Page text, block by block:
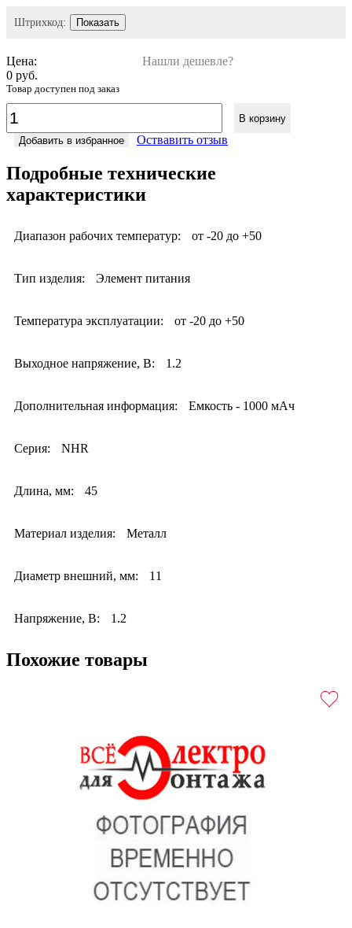
Штрихкод: Показать
Цена:
Нашли дешевле?
0 руб.
Товар доступен под заказ
В корзину
Добавить в избранное
Оствавить отзыв
Подробные технические
характеристики
Диапазон рабочих температур: от -20 до +50
Тип изделия: Элемент питания
Температура эксплуатации: от -20 до +50
Выходное напряжение, В: 1.2
Дополнительная информация: Емкость - 1000 мАч
Серия: NHR
Длина, мм: 45
Материал изделия: Металл
Диаметр внешний, мм: 11
Напряжение, В: 1.2
Похожие товары